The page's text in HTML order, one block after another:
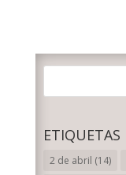
ETIQUETAS
2 de abril (14)